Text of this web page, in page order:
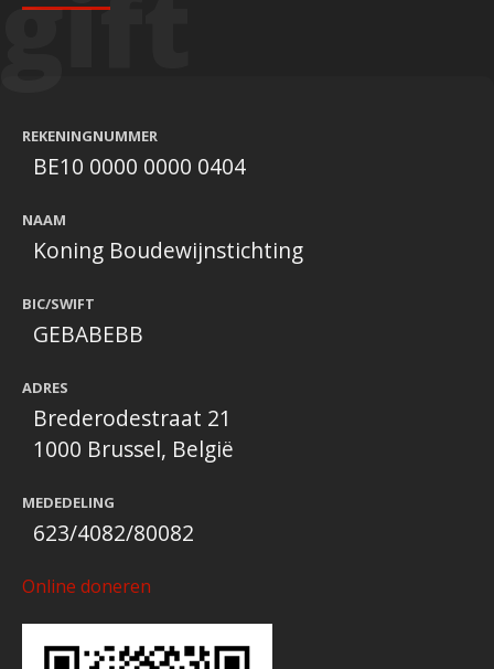
REKENINGNUMMER
BE10 0000 0000 0404
NAAM
Koning Boudewijnstichting
BIC/SWIFT
GEBABEBB
ADRES
Brederodestraat 21
1000 Brussel, België
MEDEDELING
623/4082/80082
Online doneren